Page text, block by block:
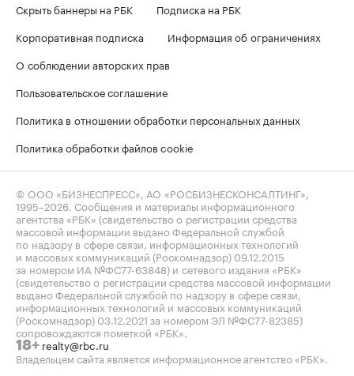
Скрыть баннеры на РБК
Подписка на РБК
Корпоративная подписка
Информация об ограничениях
О соблюдении авторских прав
Пользовательское соглашение
Политика в отношении обработки персональных данных
Политика обработки файлов cookie
© ООО «БИЗНЕСПРЕСС», АО «РОСБИЗНЕСКОНСАЛТИНГ»,
1995–2026. Сообщения и материалы информационного
агентства «РБК» (свидетельство о регистрации средства
массовой информации выдано Федеральной службой
по надзору в сфере связи, информационных технологий
и массовых коммуникаций (Роскомнадзор) 09.12.2015
за номером ИА №ФС77-63848) и сетевого издания «РБК»
(свидетельство о регистрации средства массовой информации
выдано Федеральной службой по надзору в сфере связи,
информационных технологий и массовых коммуникаций
(Роскомнадзор) 03.12.2021 за номером ЭЛ №ФС77-82385)
сопровождаются пометкой «РБК».
18+ realty@rbc.ru
Владельцем сайта является информационное агентство «РБК».